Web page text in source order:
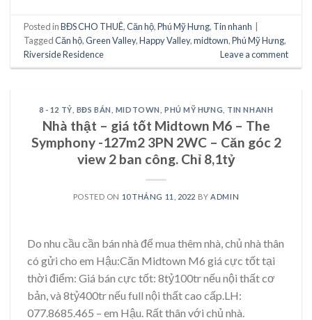
Posted inBĐS CHO THUÊ,Căn hộ,Phú Mỹ Hưng, Tin nhanh
TaggedCăn hộ,Green Valley,Happy Valley,midtown,Phú Mỹ Hưng,
Riverside Residence
Leave a comment
8 - 12 TỶ BĐS BÁN MIDTOWN PHÚ MỸ HƯNG TIN NHANH
Nhà thật – giá tốt Midtown M6 – The
Symphony -127m2 3PN 2WC – Căn góc 2
view 2 ban công. Chỉ 8,1tỷ
POSTED ON 10 THÁNG 11, 2022 BY ADMIN
Do nhu cầu cần bán nhà để mua thêm nhà, chủ nhà thân
có gửi cho em Hậu:Căn Midtown M6 giá cực tốt tại
thời điểm: Giá bán cực tốt: 8tỷ100tr nếu nội thất cơ
bản, và 8tỷ400tr nếu full nội thất cao cấp.LH:
077.8685.465 – em Hậu. Rất thân với chủ nhà.